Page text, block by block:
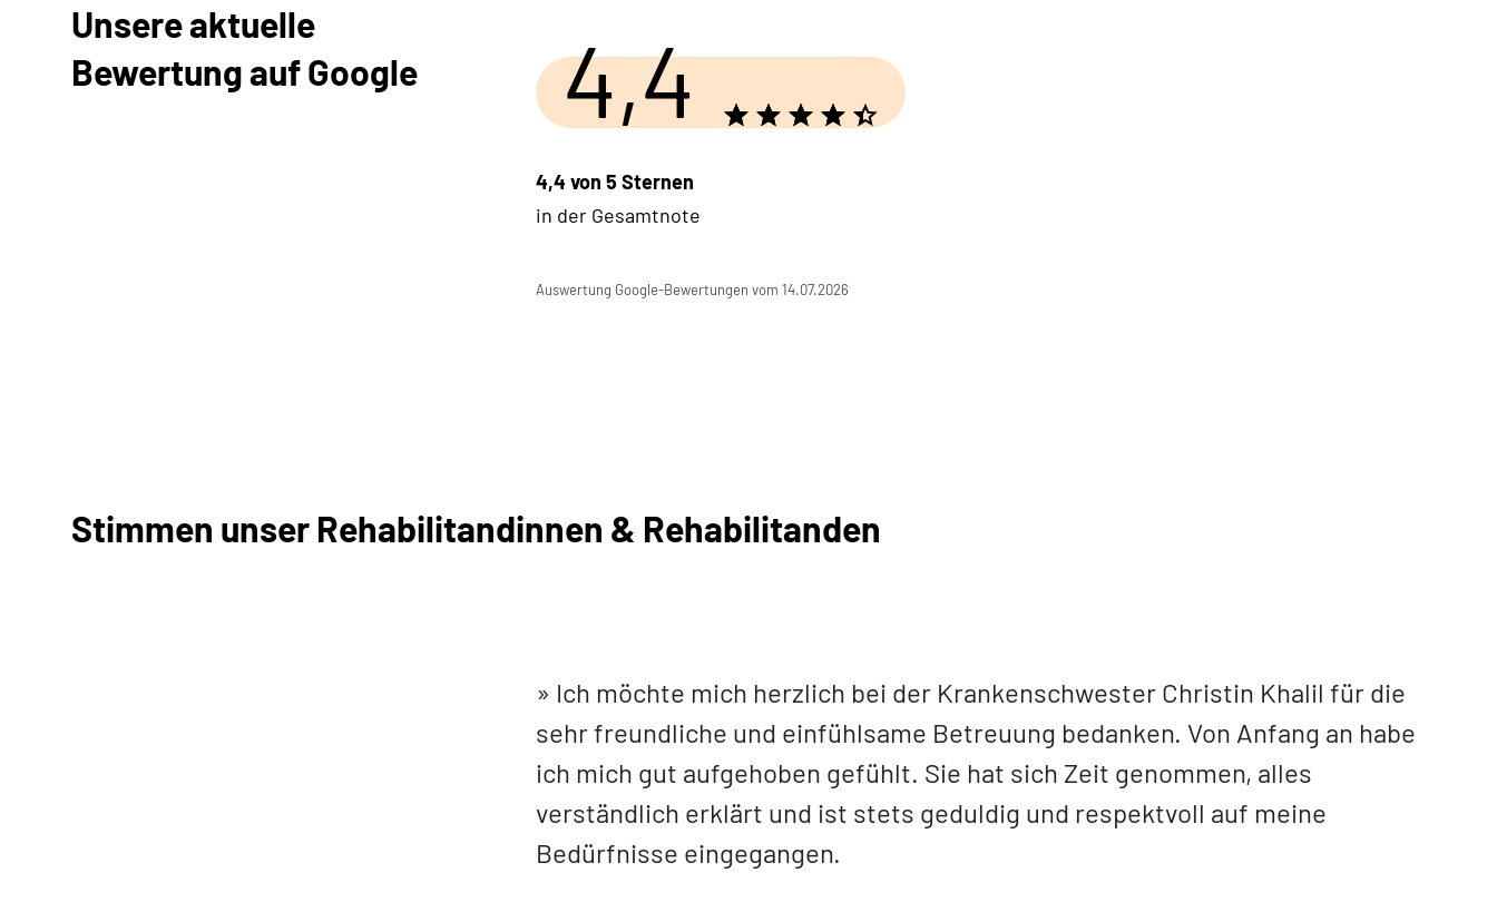
Unsere aktuelle
Bewertung auf Google
4,4
4,4 von 5 Sternen
in der Gesamtnote
Auswertung Google-Bewertungen vom 14.07.2026
Stimmen unser Rehabilitandinnen & Rehabilitanden
Ich möchte mich herzlich bei der Krankenschwester Christin Khalil für die
sehr freundliche und einfühlsame Betreuung bedanken. Von Anfang an habe
ich mich gut aufgehoben gefühlt. Sie hat sich Zeit genommen, alles
verständlich erklärt und ist stets geduldig und respektvoll auf meine
Bedürfnisse eingegangen.